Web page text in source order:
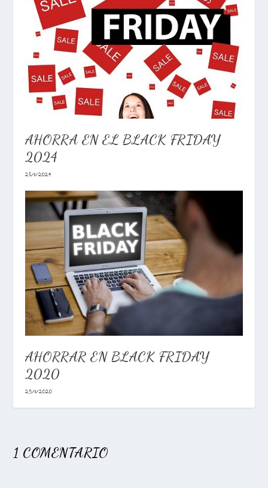
AHORRA EN EL BLACK FRIDAY
2024
28/11/2024
AHORRAR EN BLACK FRIDAY
2020
25/11/2020
1 COMENTARIO